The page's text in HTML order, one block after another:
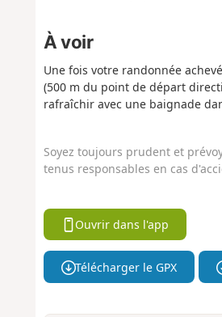
À voir
Une fois votre randonnée
(500 m du point de départ
rafraîchir avec une baignade
Soyez toujours prudent et
tenus responsables en cas
Ouvrir dans l'app
Télécharger le GPX